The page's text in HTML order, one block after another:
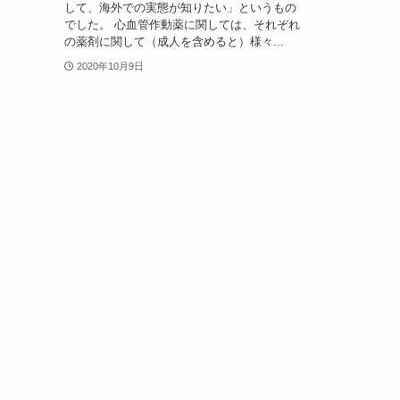
して、海外での実態が知りたい」というもの
でした。 心血管作動薬に関しては、それぞれ
の薬剤に関して（成人を含めると）様々...
2020年10月9日